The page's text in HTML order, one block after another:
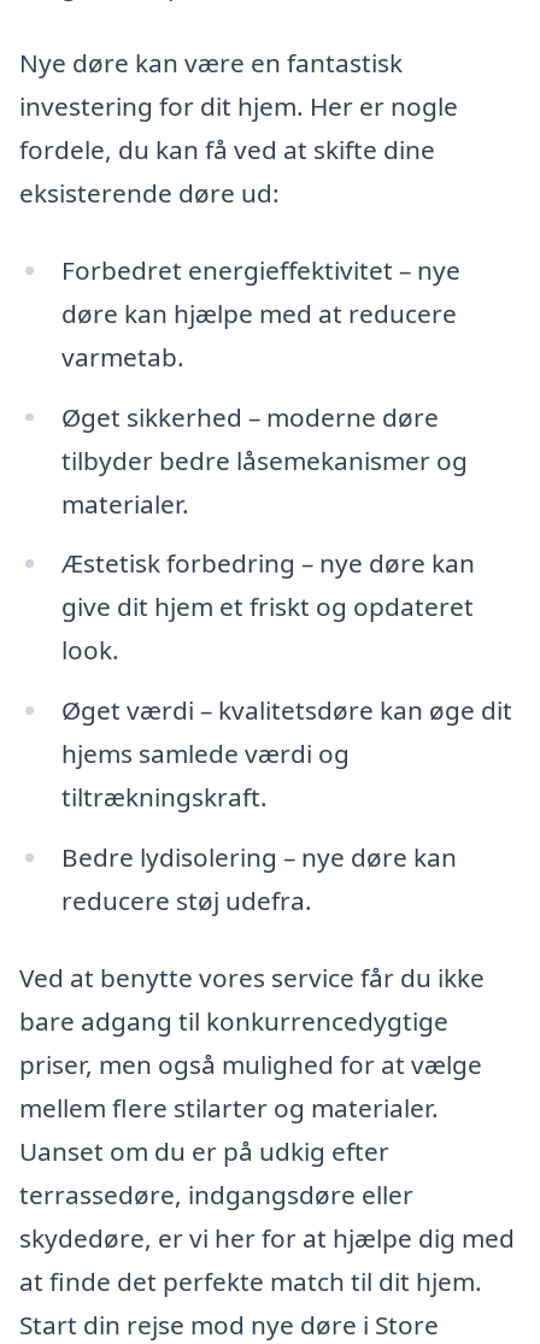
Nye døre kan være en fantastisk
investering for dit hjem. Her er nogle
fordele, du kan få ved at skifte dine
eksisterende døre ud:
Forbedret energieffektivitet – nye
døre kan hjælpe med at reducere
varmetab.
Øget sikkerhed – moderne døre
tilbyder bedre låsemekanismer og
materialer.
Æstetisk forbedring – nye døre kan
give dit hjem et friskt og opdateret
look.
Øget værdi – kvalitetsdøre kan øge dit
hjems samlede værdi og
tiltrækningskraft.
Bedre lydisolering – nye døre kan
reducere støj udefra.
Ved at benytte vores service får du ikke
bare adgang til konkurrencedygtige
priser, men også mulighed for at vælge
mellem flere stilarter og materialer.
Uanset om du er på udkig efter
terrassedøre, indgangsdøre eller
skydedøre, er vi her for at hjælpe dig med
at finde det perfekte match til dit hjem.
Start din rejse mod nye døre i Store